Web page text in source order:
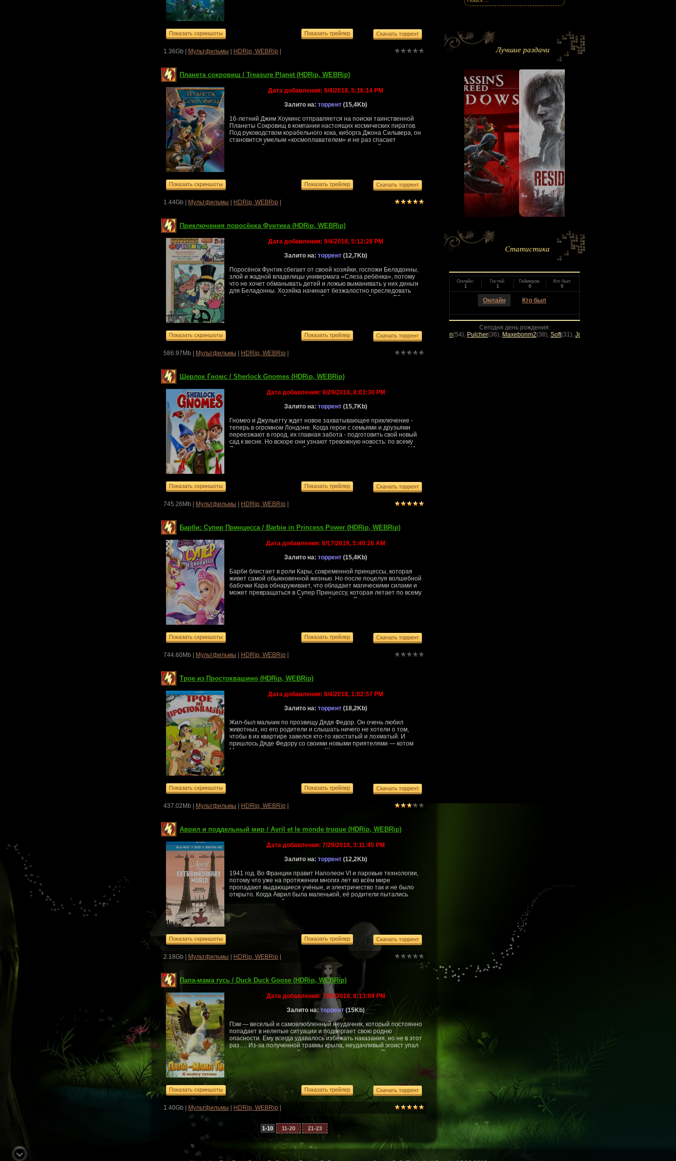
1.36Gb | Мультфильмы HDRip, WEBRip
Планета сокровищ / Treasure Planet (HDRip, WEBRip)
Дата добавления: 9/4/2018, 5:16:14 PM
Залито на: торрент (15,4Kb)
16-летний Джим Хоукинс отправляется на поиски таинственной
Планеты Сокровищ в компании настоящих космических пиратов.
Под руководством корабельного кока, киборга Джона Сильвера, он
становится умелым «космоплавателем» и не раз спасает
космический галеон от самых серьезных опасностей: черных дыр,
1.44Gb | Мультфильмы HDRip, WEBRip
Приключения поросёнка Фунтика (HDRip, WEBRip)
Дата добавления: 9/4/2018, 5:12:28 PM
Залито на: торрент (12,7Kb)
Поросёнок Фунтик сбегает от своей хозяйки, госпожи Беладонны,
злой и жадной владелицы универмага «Слеза ребёнка», потому
что не хочет обманывать детей и ложью выманивать у них деньги
для Беладонны. Хозяйка начинает безжалостно преследовать
поросёнка, который приносил ей очень неплохой доход. Ей
586.97Mb | Мультфильмы HDRip, WEBRip
Шерлок Гномс / Sherlock Gnomes (HDRip, WEBRip)
Дата добавления: 8/29/2018, 8:03:30 PM
Залито на: торрент (15,7Kb)
Гномео и Джульетту ждет новое захватывающее приключение -
теперь в огромном Лондоне. Когда герои с семьями и друзьями
переезжают в город, их главная забота - подготовить свой новый
сад к весне. Но вскоре они узнают тревожную новость: по всему
Лондону таинственным образом исчезают их собратья-гномы! И
745.26Mb | Мультфильмы HDRip, WEBRip
Барби: Супер Принцесса / Barbie in Princess Power (HDRip, WEBRip)
Дата добавления: 8/17/2018, 5:40:26 AM
Залито на: торрент (15,4Kb)
Барби блистает в роли Кары, современной принцессы, которая
живет самой обыкновенной жизнью. Но после поцелуя волшебной
бабочки Кара обнаруживает, что обладает магическими силами и
может превращаться в Супер Принцессу, которая летает по всему
королевству и готова победить любое зло. Однако ее завистливая
744.60Mb | Мультфильмы HDRip, WEBRip
Трое из Простоквашино (HDRip, WEBRip)
Дата добавления: 8/4/2018, 1:02:57 PM
Залито на: торрент (18,2Kb)
Жил-был мальчик по прозвищу Дядя Федор. Он очень любил
животных, но его родители и слышать ничего не хотели о том,
чтобы в их квартире завелся кто-то хвостатый и лохматый. И
пришлось Дяде Федору со своими новыми приятелями — котом
Матроскиным и верным песиком Шариком — отправиться в
437.02Mb | Мультфильмы HDRip, WEBRip
Аврил и поддельный мир / Avril et le monde truque (HDRip, WEBRip)
Дата добавления: 7/29/2018, 3:11:45 PM
Залито на: торрент (12,2Kb)
1941 год. Во Франции правит Наполеон VI и паровые технологии,
потому что уже на протяжении многих лет во всём мире
пропадают выдающиеся учёные, и электричество так и не было
открыто. Когда Аврил была маленькой, её родители пытались
получить эликсир бессмертия, но тоже исчезли таинственным
тех пор она пытается воссоздать тот эликсир.MPAA: PG -
Рекомендуется присутствие родителей
2.18Gb | Мультфильмы HDRip, WEBRip
Папа-мама гусь / Duck Duck Goose (HDRip, WEBRip)
Дата добавления: 7/26/2018, 8:13:08 PM
Залито на:торрент (15Kb)
Пэм — веселый и самовлюбленный неудачник, который постоянно
попадает в нелепые ситуации и подвергает свою родню
опасности. Ему всегда удавалось избежать наказания, но не в этот
раз…. Из-за полученной травмы крыла, неудачливый эгоист упал
на землю, где не сумел благополучно приземлиться. Рухнув вниз,
он чуть было не задавил двух маленьких утят. Несмотря на свой
скверный и несерьезный характер, Пэм проявил заботу о
малышах. У гуся созрел план — отправиться в дорогу с птенцами
пешком. Им предст...
1.40Gb | Мультфильмы HDRip, WEBRip
1-10 11-20 21-23
Лучшие раздачи
Статистика
Онлайн:
1
Гостей:
1
Геймеров:
0
Кто был:
0
Онлайн Кто был
Сегодня день рождения:
MoRoZ(33),Filinsun(54) Pulcher(36),Maxebonm2(38),Soft(31),Jonny_Bravo (41)